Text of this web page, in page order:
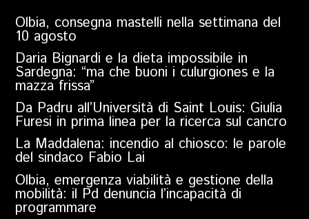
Olbia, consegna mastelli nella settimana del
10 agosto
Daria Bignardi e la dieta impossibile in
Sardegna: “ma che buoni i culurgiones e la
mazza frissa”
Da Padru all’Università di Saint Louis: Giulia
Furesi in prima linea per la ricerca sul cancro
La Maddalena: incendio al chiosco: le parole
del sindaco Fabio Lai
Olbia, emergenza viabilità e gestione della
mobilità: il Pd denuncia l’incapacità di
programmare